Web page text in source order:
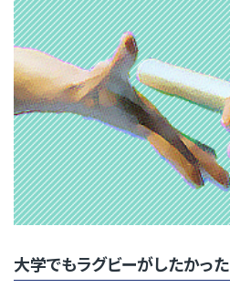
大学でもラグビーがしたかった